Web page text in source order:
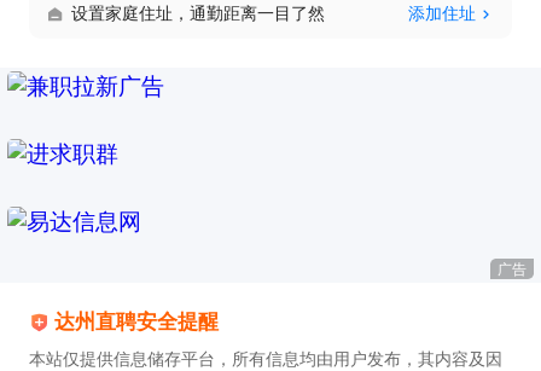
设置家庭住址，通勤距离一目了然 添加住址
广告
达州直聘安全提醒
本站仅提供信息储存平台，所有信息均由用户发布，其内容及因